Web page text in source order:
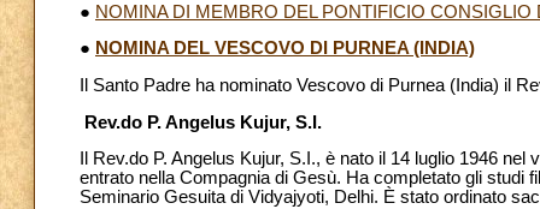
● NOMINA DI MEMBRO DEL PONTIFICIO CONSIGLIO
● NOMINA DEL VESCOVO DI PURNEA (INDIA)
Il Santo Padre ha nominato Vescovo di Purnea (India) il
Rev.do P. Angelus Kujur, S.I.
Il Rev.do P. Angelus Kujur, S.I., è nato il 14 luglio 1946
entrato nella Compagnia di Gesù. Ha completato gli studi
Seminario Gesuita di Vidyajyoti, Delhi. È stato ordinato